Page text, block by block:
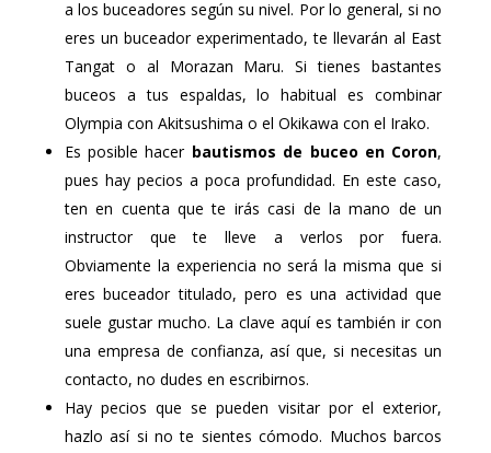
a los buceadores según su nivel. Por lo general, si no
eres un buceador experimentado, te llevarán al East
Tangat o al Morazan Maru. Si tienes bastantes
buceos a tus espaldas, lo habitual es combinar
Olympia con Akitsushima o el Okikawa con el Irako.
Es posible hacer bautismos de buceo en Coron,
pues hay pecios a poca profundidad. En este caso,
ten en cuenta que te irás casi de la mano de un
instructor que te lleve a verlos por fuera.
Obviamente la experiencia no será la misma que si
eres buceador titulado, pero es una actividad que
suele gustar mucho. La clave aquí es también ir con
una empresa de confianza, así que, si necesitas un
contacto, no dudes en escribirnos.
Hay pecios que se pueden visitar por el exterior,
hazlo así si no te sientes cómodo. Muchos barcos